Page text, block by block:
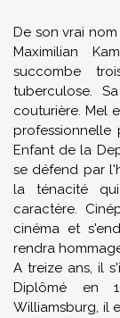
De son vrai
Maximilian
succombe
tuberculose.
couturière. Mel
professionnelle
Enfant de la
se défend par
la ténacité
caractère.
cinéma et
rendra
A treize ans, il
Diplômé en
Williamsburg, il